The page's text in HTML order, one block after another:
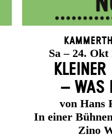
Sa – 24. Okt
– WAS
von Hans
In einer
Zino